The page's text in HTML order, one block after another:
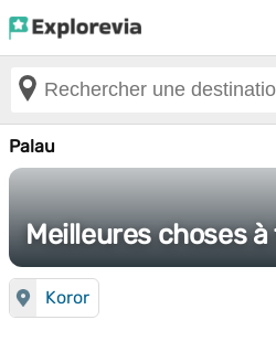
Palau
Meilleures choses
Koror